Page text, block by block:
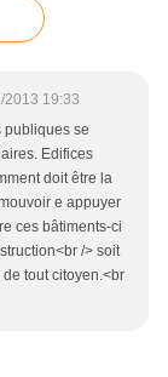
2013 19:33
publiques se
Edifices
doit être la
e appuyer
ces bâtiments-ci
/> soit
tout citoyen.<br